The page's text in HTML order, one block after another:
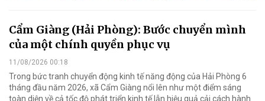
Cẩm Giàng (Hải Phòng): Bước chuyển mình
của một chính quyền phục vụ
11/08/2026 00:18
Trong bức tranh chuyển động kinh tế năng động của Hải Phòng 6
tháng đầu năm 2026, xã Cẩm Giàng nổi lên như một điểm sáng
toàn diện về cả tốc độ phát triển kinh tế lẫn hiệu quả cải cách hành